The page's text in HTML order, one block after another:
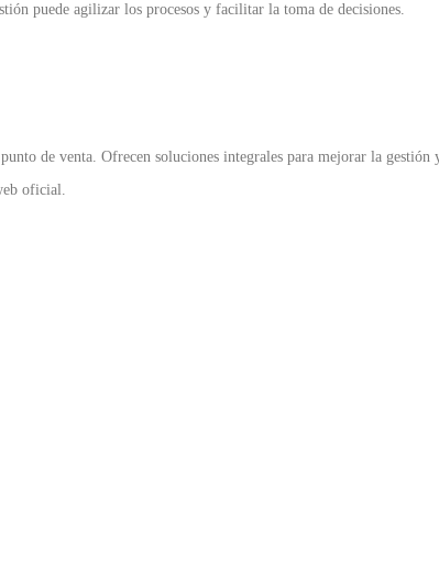
puede agilizar los procesos y facilitar la toma de decisiones.
de venta. Ofrecen soluciones integrales para mejorar la gestión
oficial.